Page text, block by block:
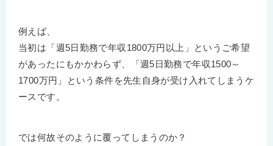
例えば、
当初は「週5日勤務で年収1800万円以上」というご希望
があったにもかかわらず、「週5日勤務で年収1500～
1700万円」という条件を先生自身が受け入れてしまうケ
ースです。
では何故そのように覆ってしまうのか？